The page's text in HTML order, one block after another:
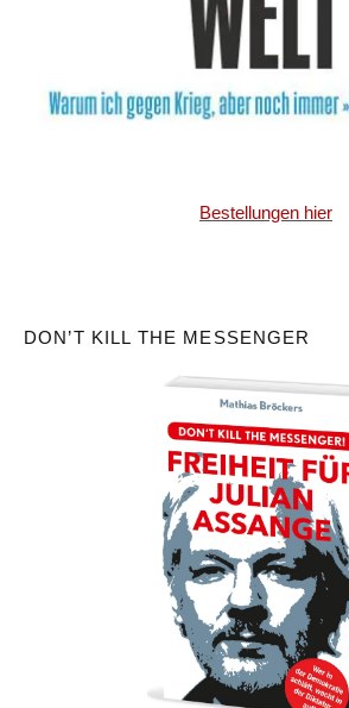
Bestellungen hier
DON’T KILL THE MESSENGER